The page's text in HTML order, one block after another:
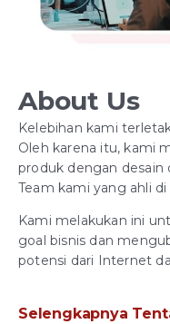
About Us
Kelebihan kami
Oleh karena itu, kami
produk dengan desain
Team kami yang ahli di
Kami melakukan ini
goal bisnis dan
potensi dari Internet
Selengkapnya